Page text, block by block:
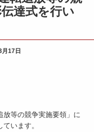
達式を行い
17日
等の競争実施要領」に
います。